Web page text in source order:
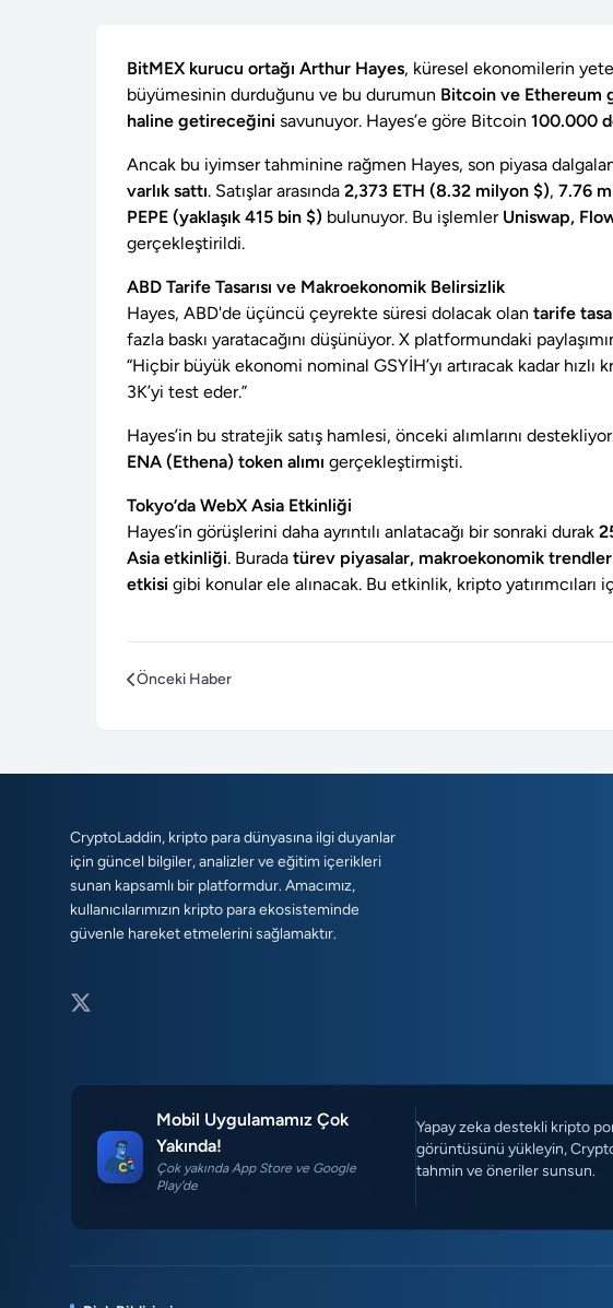
BitMEX kurucu ortağı Arthur Hayes, küresel ekonomilerin
büyümesinin durduğunu ve bu durumun Bitcoin ve Ethereum
haline getireceğini savunuyor. Hayes’e göre Bitcoin 100.000
Ancak bu iyimser tahminine rağmen Hayes, son piyasa
varlık sattı. Satışlar arasında 2,373 ETH (8.32 milyon $), 7.76
PEPE (yaklaşık 415 bin $) bulunuyor. Bu işlemler Uniswap,
gerçekleştirildi.
ABD Tarife Tasarısı ve Makroekonomik Belirsizlik
Hayes, ABD'de üçüncü çeyrekte süresi dolacak olan tarife
fazla baskı yaratacağını düşünüyor. X platformundaki
“Hiçbir büyük ekonomi nominal GSYİH’yı artıracak kadar
3K’yi test eder.”
Hayes’in bu stratejik satış hamlesi, önceki alımlarını
ENA (Ethena) token alımı gerçekleştirmişti.
Tokyo’da WebX Asia Etkinliği
Hayes’in görüşlerini daha ayrıntılı anlatacağı bir sonraki durak
Asia etkinliği. Burada türev piyasalar, makroekonomik
etkisi gibi konular ele alınacak. Bu etkinlik, kripto
Önceki Haber
CryptoLaddin, kripto para dünyasına ilgi duyanlar
için güncel bilgiler, analizler ve eğitim içerikleri
sunan kapsamlı bir platformdur. Amacımız,
kullanıcılarımızın kripto para ekosisteminde
güvenle hareket etmelerini sağlamaktır.
Mobil Uygulamamız Çok
Yakında!
Çok yakında App Store ve Google
Play'de
Yapay zeka destekli kripto
görüntüsünü yükleyin,
tahmin ve öneriler sunsun.